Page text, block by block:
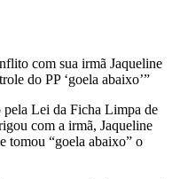
com sua irmã Jaqueline
do PP ‘goela abaixo’”
Lei da Ficha Limpa de
com a irmã, Jaqueline
tomou “goela abaixo” o